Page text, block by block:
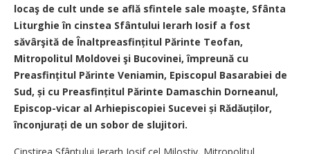
locaş de cult unde se află sfintele sale moaşte, Sfânta
Liturghie în cinstea Sfântului Ierarh Iosif a fost
săvârşită de Înaltpreasfințitul Părinte Teofan,
Mitropolitul Moldovei şi Bucovinei, împreună cu
Preasfințitul Părinte Veniamin, Episcopul Basarabiei de
Sud, și cu Preasfințitul Părinte Damaschin Dorneanul,
Episcop-vicar al Arhiepiscopiei Sucevei și Rădăuților,
înconjurați de un sobor de slujitori.